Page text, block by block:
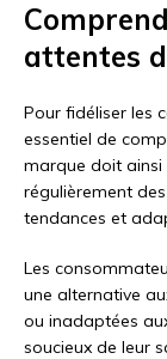
attentes
Pour fidéliser les
essentiel de
marque doit ainsi
régulièrement
tendances et
Les
une alternative
ou inadaptées
soucieux de leur